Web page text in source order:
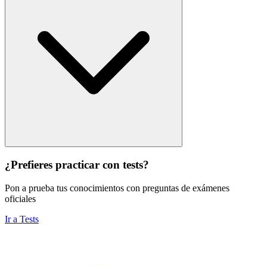
¿Prefieres practicar con tests?
Pon a prueba tus conocimientos con preguntas de exámenes
oficiales
Ir a Tests